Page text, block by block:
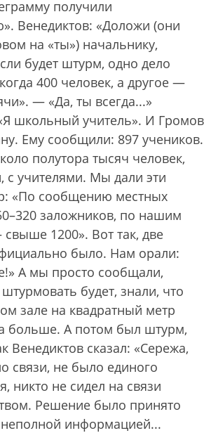
получили
Венедиктов: «Доложи (они
на «ты») начальнику,
будет штурм, одно дело
400 человек, а другое —
— «Да, ты всегда...»
школьный учитель». И Громов
Ему сообщили: 897 учеников.
полутора тысяч человек,
с учителями. Мы дали эти
«По сообщению местных
заложников, по нашим
1200». Вот так, две
было. Нам орали:
А мы просто сообщали,
будет, знали, что
зале на квадратный метр
больше. А потом был штурм,
Венедиктов сказал: «Сережа,
связи, не было единого
никто не сидел на связи
Решение было принято
неполной информацией...